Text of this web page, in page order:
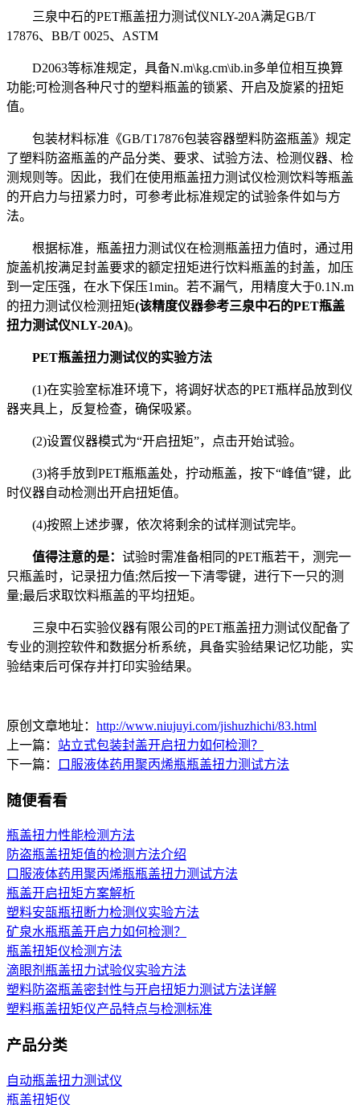
三泉中石的PET瓶盖扭力测试仪NLY-20A满足GB/T
17876、BB/T 0025、ASTM
D2063等标准规定，具备N.m\kg.cm\ib.in多单位相互换算
功能;可检测各种尺寸的塑料瓶盖的锁紧、开启及旋紧的扭矩
值。
包装材料标准《GB/T17876包装容器塑料防盗瓶盖》规定
了塑料防盗瓶盖的产品分类、要求、试验方法、检测仪器、检
测规则等。因此，我们在使用瓶盖扭力测试仪检测饮料等瓶盖
的开启力与扭紧力时，可参考此标准规定的试验条件如与方
法。
根据标准，瓶盖扭力测试仪在检测瓶盖扭力值时，通过用
旋盖机按满足封盖要求的额定扭矩进行饮料瓶盖的封盖，加压
到一定压强，在水下保压1min。若不漏气，用精度大于0.1N.m
的扭力测试仪检测扭矩(该精度仪器参考三泉中石的PET瓶盖
扭力测试仪NLY-20A)。
PET瓶盖扭力测试仪的实验方法
(1)在实验室标准环境下，将调好状态的PET瓶样品放到仪
器夹具上，反复检查，确保吸紧。
(2)设置仪器模式为“开启扭矩”，点击开始试验。
(3)将手放到PET瓶瓶盖处，拧动瓶盖，按下“峰值”键，此
时仪器自动检测出开启扭矩值。
(4)按照上述步骤，依次将剩余的试样测试完毕。
值得注意的是： 试验时需准备相同的PET瓶若干，测完一
只瓶盖时，记录扭力值;然后按一下清零键，进行下一只的测
量;最后求取饮料瓶盖的平均扭矩。
三泉中石实验仪器有限公司的PET瓶盖扭力测试仪配备了
专业的测控软件和数据分析系统，具备实验结果记忆功能，实
验结束后可保存并打印实验结果。
原创文章地址： http://www.niujuyi.com/jishuzhichi/83.html
上一篇： 站立式包装封盖开启扭力如何检测？
下一篇：
口服液体药用聚丙烯瓶瓶盖扭力测试方法
随便看看
瓶盖扭力性能检测方法
防盗瓶盖扭矩值的检测方法介绍
口服液体药用聚丙烯瓶瓶盖扭力测试方法
瓶盖开启扭矩方案解析
塑料安瓿瓶扭断力检测仪实验方法
矿泉水瓶瓶盖开启力如何检测？
瓶盖扭矩仪检测方法
滴眼剂瓶盖扭力试验仪实验方法
塑料防盗瓶盖密封性与开启扭矩力测试方法详解
塑料瓶盖扭矩仪产品特点与检测标准
产品分类
自动瓶盖扭力测试仪
瓶盖扭矩仪